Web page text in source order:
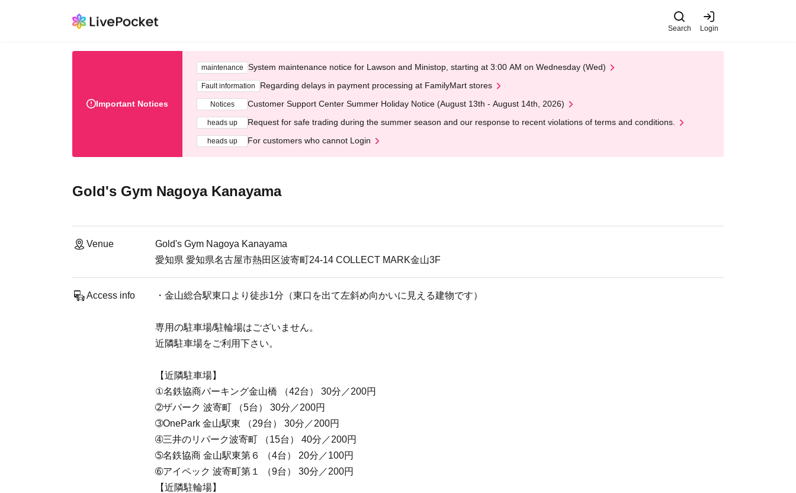
Search Login
Important Notices
maintenance System maintenance notice for Lawson and Ministop, starting at 3:00 AM on Wednesday (Wed)
Fault information Regarding delays in payment processing at FamilyMart stores
Notices Customer Support Center Summer Holiday Notice (August 13th - August 14th, 2026)
heads up Request for safe trading during the summer season and our response to recent violations of terms and conditions.
heads up For customers who cannot Login
Gold's Gym Nagoya Kanayama
Venue
Gold's Gym Nagoya Kanayama
愛知県 愛知県名古屋市熱田区波寄町24-14 COLLECT MARK金山3F
Access info ・金山総合駅東口より徒歩1分（東口を出て左斜め向かいに見える建物です）
専用の駐車場/駐輪場はございません。
近隣駐車場をご利用下さい。
【近隣駐車場】
①名鉄協商パーキング金山橋 （42台） 30分／200円
➁ザパーク 波寄町 （5台） 30分／200円
➂OnePark 金山駅東 （29台） 30分／200円
➃三井のリパーク波寄町 （15台） 40分／200円
➄名鉄協商 金山駅東第６ （4台） 20分／100円
➅アイペック 波寄町第１ （9台） 30分／200円
【近隣駐輪場】